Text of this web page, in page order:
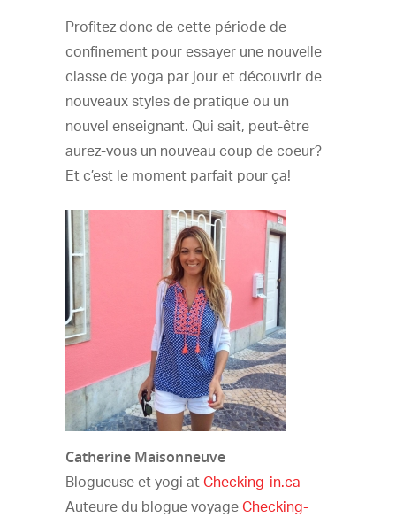
Profitez donc de cette période de
confinement pour essayer une nouvelle
classe de yoga par jour et découvrir de
nouveaux styles de pratique ou un
nouvel enseignant. Qui sait, peut-être
aurez-vous un nouveau coup de coeur?
Et c’est le moment parfait pour ça!
Catherine Maisonneuve
Blogueuse et yogi atChecking-in.ca
Auteure du blogue voyageChecking-